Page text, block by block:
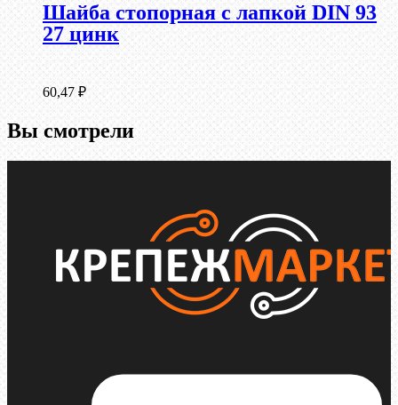
Шайба стопорная с лапкой DIN 93
27 цинк
60,47 ₽
Вы смотрели